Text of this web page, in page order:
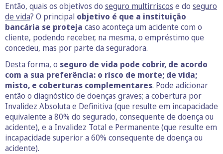
Então, quais os objetivos do seguro multirriscos e do seguro
de vida? O principal objetivo é que a instituição
bancária se proteja caso aconteça um acidente com o
cliente, podendo receber, na mesma, o empréstimo que
concedeu, mas por parte da seguradora.
Desta forma, o seguro de vida pode cobrir, de acordo
com a sua preferência: o risco de morte; de vida;
misto, e coberturas complementares. Pode adicionar
então o diagnóstico de doenças graves; a cobertura por
Invalidez Absoluta e Definitiva (que resulte em incapacidade
equivalente a 80% do segurado, consequente de doença ou
acidente), e a Invalidez Total e Permanente (que resulte em
incapacidade superior a 60% consequente de doença ou
acidente).